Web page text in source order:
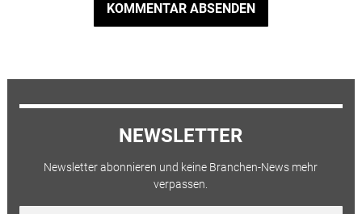
KOMMENTAR ABSENDEN
NEWSLETTER
Newsletter abonnieren und keine Branchen-News mehr
verpassen.